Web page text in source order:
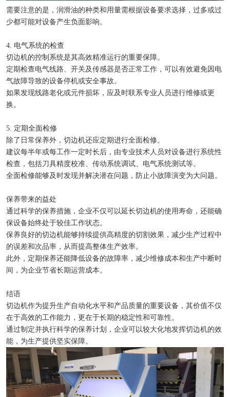
需要注意的是，润滑油的种类和用量需根据设备要求选择，过多或过
少都可能对设备产生负面影响。
4. 电气系统的检查
切边机的控制系统是其高效精准运行的重要保障。
定期检查电气线路、开关及传感器是否正常工作，可以有效避免因电
气故障导致的设备停机或安全事故。
如果发现线路老化或元件损坏，应及时联系专业人员进行维修或更
换。
5. 定期全面检修
除了日常保养外，切边机还应定期进行全面检修。
建议每半年或每工作一定时长后，由专业技术人员对设备进行系统性
检查，包括刀具精度校准、传动系统调试、电气系统测试等。
全面检修能够及时发现并解决潜在问题，防止小故障演变为大问题。
保养带来的益处
通过科学的保养措施，企业不仅可以延长切边机的使用寿命，还能确
保设备始终处于较佳工作状态。
保养良好的切边机能够持续提供高精度的切割效果，减少生产过程中
的误差和次品率，从而提高整体生产效率。
此外，定期保养还能降低设备的故障率，减少维修成本和生产中断时
间，为企业节省长期运营成本。
结语
切边机作为提升生产自动化水平和产品质量的重要设备，其价值不仅
在于高效的工作能力，更在于长期的稳定性和可靠性。
通过制定并执行科学的保养计划，企业可以较大化地发挥切边机的效
能，为生产提供坚实保障。